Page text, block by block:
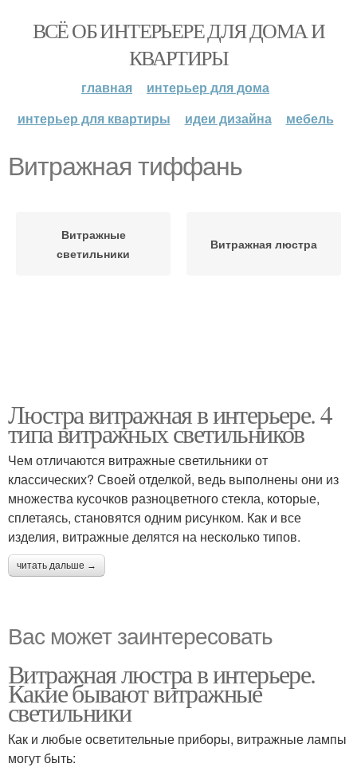
ВСЁ ОБ ИНТЕРЬЕРЕ ДЛЯ ДОМА И
КВАРТИРЫ
главная
интерьер для дома
интерьер для квартиры
идеи дизайна мебель
Витражная тиффань
Витражные
светильники
Витражная люстра
Люстра витражная в интерьере. 4
типа витражных светильников
Чем отличаются витражные светильники от
классических? Своей отделкой, ведь выполнены они из
множества кусочков разноцветного стекла, которые,
сплетаясь, становятся одним рисунком. Как и все
изделия, витражные делятся на несколько типов.
читать дальше →
Вас может заинтересовать
Витражная люстра в интерьере.
Какие бывают витражные
светильники
Как и любые осветительные приборы, витражные лампы
могут быть: